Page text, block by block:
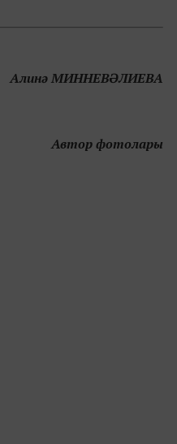
Алинә МИННЕВӘЛИЕВА
Автор фотолары